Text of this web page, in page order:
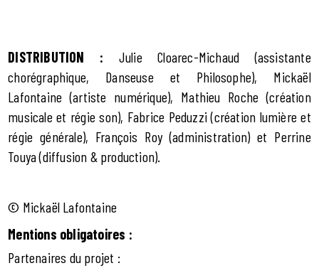
DISTRIBUTION : Julie Cloarec-Michaud (assistante
chorégraphique, Danseuse et Philosophe), Mickaël
Lafontaine (artiste numérique), Mathieu Roche (création
musicale et régie son), Fabrice Peduzzi (création lumière et
régie générale), François Roy (administration) et Perrine
Touya (diffusion & production).
© Mickaël Lafontaine
Mentions obligatoires :
Partenaires du projet :